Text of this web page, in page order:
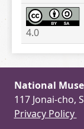
4.0
National
117 Jonai-cho,
Privacy Policy